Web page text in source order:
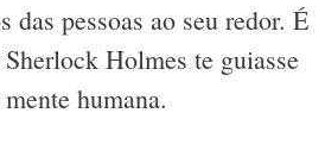
das pessoas ao seu redor. É
Holmes te guiasse
humana.